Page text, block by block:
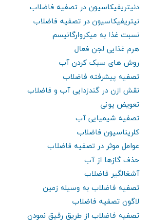
دنیتریفیکاسیون در تصفیه فاضلاب
نیتریفیکاسیون در تصفیه فاضلاب
نسبت غذا به میکروارگانیسم
هرم غذایی لجن فعال
روش های سبک کردن آب
تصفیه پیشرفته فاضلاب
نقش ازن در گندزدایی آب و فاضلاب
تعویض یونی
تصفیه شیمیایی آب
کلریناسیون فاضلاب
عوامل موثر در تصفیه فاضلاب
حذف گازها از آب
آشغالگیر فاضلاب
تصفیه فاضلاب به وسیله زمین
لاگون تصفیه فاضلاب
تصفیه فاضلاب از طریق رقیق نمودن